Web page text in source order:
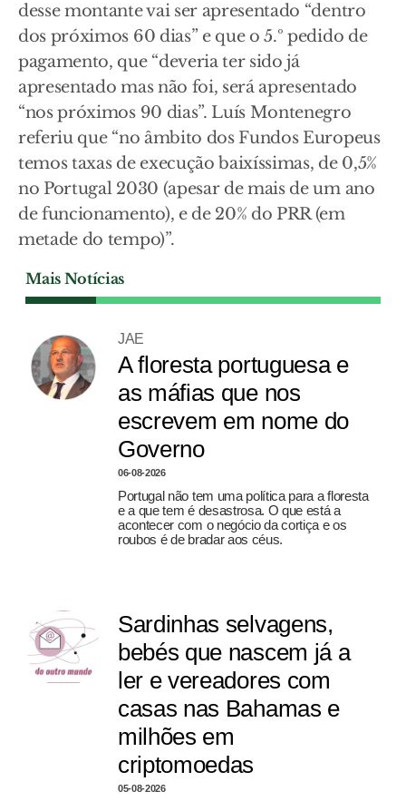
desse montante vai ser apresentado “dentro
dos próximos 60 dias” e que o 5.º pedido de
pagamento, que “deveria ter sido já
apresentado mas não foi, será apresentado
“nos próximos 90 dias”. Luís Montenegro
referiu que “no âmbito dos Fundos Europeus
temos taxas de execução baixíssimas, de 0,5%
no Portugal 2030 (apesar de mais de um ano
de funcionamento), e de 20% do PRR (em
metade do tempo)”.
Mais Notícias
JAE
A floresta portuguesa e
as máfias que nos
escrevem em nome do
Governo
06-08-2026
Portugal não tem uma política para a floresta
e a que tem é desastrosa. O que está a
acontecer com o negócio da cortiça e os
roubos é de bradar aos céus.
Sardinhas selvagens,
bebés que nascem já a
ler e vereadores com
casas nas Bahamas e
milhões em
criptomoedas
05-08-2026